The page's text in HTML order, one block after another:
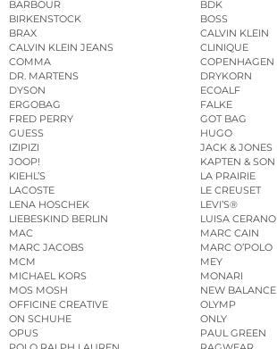
BARBOUR
BDK
BIRKENSTOCK
BOSS
BRAX
CALVIN KLEIN
CALVIN KLEIN JEANS
CLINIQUE
COMMA
COPENHAGEN
DR. MARTENS
DRYKORN
DYSON
ECOALF
ERGOBAG
FALKE
FRED PERRY
GOT BAG
GUESS
HUGO
IZIPIZI
JACK & JONES
JOOP!
KAPTEN & SON
KIEHL’S
LA PRAIRIE
LACOSTE
LE CREUSET
LENA HOSCHEK
LEVI’S®
LIEBESKIND BERLIN
LUISA CERANO
MAC
MARC CAIN
MARC JACOBS
MARC O’POLO
MCM
MEY
MICHAEL KORS
MONARI
MOS MOSH
NEW BALANCE
OFFICINE CREATIVE
OLYMP
ON SCHUHE
ONLY
OPUS
PAUL GREEN